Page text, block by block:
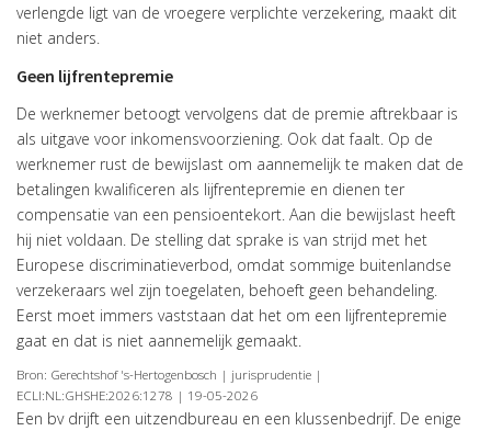
verlengde ligt van de vroegere verplichte verzekering, maakt dit
niet anders.
Geen lijfrentepremie
De werknemer betoogt vervolgens dat de premie aftrekbaar is
als uitgave voor inkomensvoorziening. Ook dat faalt. Op de
werknemer rust de bewijslast om aannemelijk te maken dat de
betalingen kwalificeren als lijfrentepremie en dienen ter
compensatie van een pensioentekort. Aan die bewijslast heeft
hij niet voldaan. De stelling dat sprake is van strijd met het
Europese discriminatieverbod, omdat sommige buitenlandse
verzekeraars wel zijn toegelaten, behoeft geen behandeling.
Eerst moet immers vaststaan dat het om een lijfrentepremie
gaat en dat is niet aannemelijk gemaakt.
Bron: Gerechtshof 's-Hertogenbosch | jurisprudentie |
ECLI:NL:GHSHE:2026:1278 | 19-05-2026
Een bv drijft een uitzendbureau en een klussenbedrijf. De enige